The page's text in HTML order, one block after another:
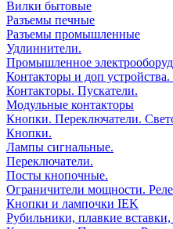
Вилки бытовые
Разъемы печные
Разъемы промышленные
Удлиннители.
Промышленное
Контакторы и доп
Контакторы. Пускатели.
Модульные контакторы
Кнопки. Переключатели.
Кнопки.
Лампы сигнальные.
Переключатели.
Посты кнопочные.
Ограничители мощности.
Кнопки и лампочки IEK
Рубильники, плавкие